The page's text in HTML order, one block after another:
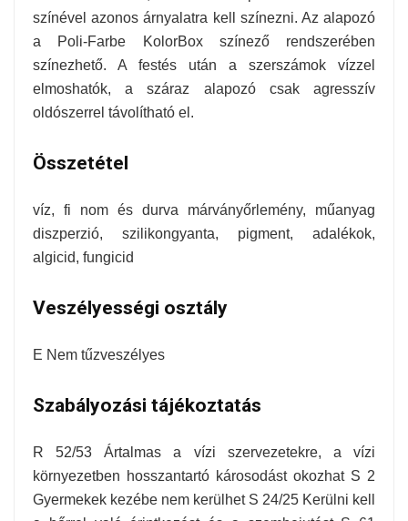
színével azonos árnyalatra kell színezni. Az alapozó
a Poli-Farbe KolorBox színező rendszerében
színezhető. A festés után a szerszámok vízzel
elmoshatók, a száraz alapozó csak agresszív
oldószerrel távolítható el.
Összetétel
víz, fi nom és durva márványőrlemény, műanyag
diszperzió, szilikongyanta, pigment, adalékok,
algicid, fungicid
Veszélyességi osztály
E Nem tűzveszélyes
Szabályozási tájékoztatás
R 52/53 Ártalmas a vízi szervezetekre, a vízi
környezetben hosszantartó károsodást okozhat S 2
Gyermekek kezébe nem kerülhet S 24/25 Kerülni kell